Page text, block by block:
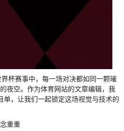
杯赛事中，每一场对决都如同一颗璀
夜空。作为体育网站的文章编辑，我
单，让我们一起锁定这场视觉与技术的
重重